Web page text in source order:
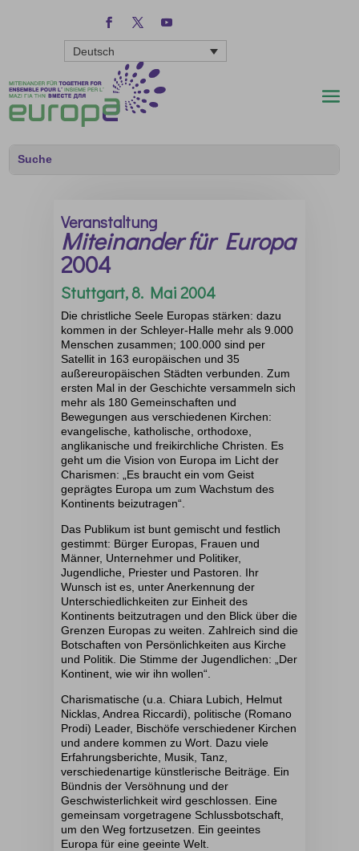
Deutsch
Veranstaltung
Miteinander für Europa
2004
Stuttgart, 8. Mai 2004
Die christliche Seele Europas stärken: dazu
kommen in der Schleyer-Halle mehr als 9.000
Menschen zusammen; 100.000 sind per
Satellit in 163 europäischen und 35
außereuropäischen Städten verbunden. Zum
ersten Mal in der Geschichte versammeln sich
mehr als 180 Gemeinschaften und
Bewegungen aus verschiedenen Kirchen:
evangelische, katholische, orthodoxe,
anglikanische und freikirchliche Christen. Es
geht um die Vision von Europa im Licht der
Charismen: „Es braucht ein vom Geist
geprägtes Europa um zum Wachstum des
Kontinents beizutragen“.
Das Publikum ist bunt gemischt und festlich
gestimmt: Bürger Europas, Frauen und
Männer, Unternehmer und Politiker,
Jugendliche, Priester und Pastoren. Ihr
Wunsch ist es, unter Anerkennung der
Unterschiedlichkeiten zur Einheit des
Kontinents beitzutragen und den Blick über die
Grenzen Europas zu weiten. Zahlreich sind die
Botschaften von Persönlichkeiten aus Kirche
und Politik. Die Stimme der Jugendlichen: „Der
Kontinent, wie wir ihn wollen“.
Charismatische (u.a. Chiara Lubich, Helmut
Nicklas, Andrea Riccardi), politische (Romano
Prodi) Leader, Bischöfe verschiedener Kirchen
und andere kommen zu Wort. Dazu viele
Erfahrungsberichte, Musik, Tanz,
verschiedenartige künstlerische Beiträge. Ein
Bündnis der Versöhnung und der
Geschwisterlichkeit wird geschlossen. Eine
gemeinsam vorgetragene Schlussbotschaft,
um den Weg fortzusetzen. Ein geeintes
Europa für eine geeinte Welt.